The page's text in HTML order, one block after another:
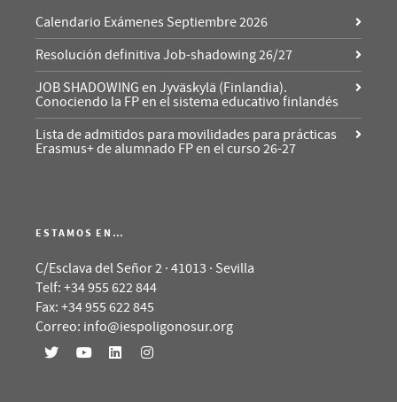
Calendario Exámenes Septiembre 2026
Resolución definitiva Job-shadowing 26/27
JOB SHADOWING en Jyväskylä (Finlandia).
Conociendo la FP en el sistema educativo finlandés
Lista de admitidos para movilidades para prácticas
Erasmus+ de alumnado FP en el curso 26-27
ESTAMOS EN…
C/Esclava del Señor 2 · 41013 · Sevilla
Telf: +34 955 622 844
Fax: +34 955 622 845
Correo: info@iespoligonosur.org